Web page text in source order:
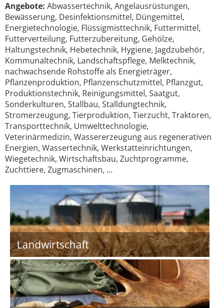
Angebote: Abwassertechnik, Angelausrüstungen,
Bewässerung, Desinfektionsmittel, Düngemittel,
Energietechnologie, Flüssigmisttechnik, Futtermittel,
Futterverteilung, Futterzubereitung, Gehölze,
Haltungstechnik, Hebetechnik, Hygiene, Jagdzubehör,
Kommunaltechnik, Landschaftspflege, Melktechnik,
nachwachsende Rohstoffe als Energieträger,
Pflanzenproduktion, Pflanzenschutzmittel, Pflanzgut,
Produktionstechnik, Reinigungsmittel, Saatgut,
Sonderkulturen, Stallbau, Stalldungtechnik,
Stromerzeugung, Tierproduktion, Tierzucht, Traktoren,
Transporttechnik, Umwelttechnologie,
Veterinärmedizin, Wassererzeugung aus regenerativen
Energien, Wassertechnik, Werkstatteinrichtungen,
Wiegetechnik, Wirtschaftsbau, Zuchtprogramme,
Zuchttiere, Zugmaschinen, …
Landwirtschaft